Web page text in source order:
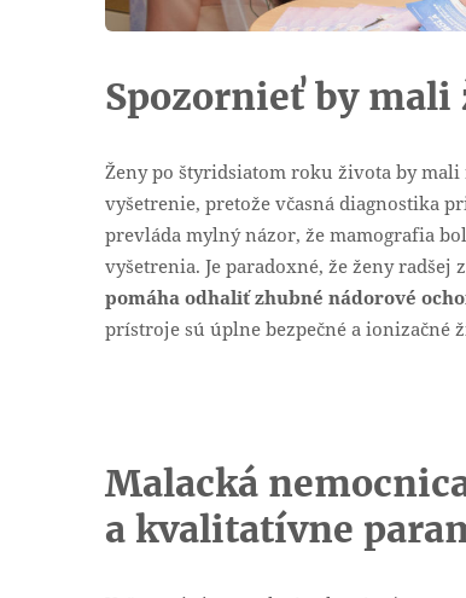
Spozornieť by
Ženy po štyridsiatom roku života by
vyšetrenie, pretože včasná diagnostika
prevláda mylný názor, že mamografia
vyšetrenia. Je paradoxné, že ženy radšej
pomáha odhaliť zhubné nádorové
prístroje sú úplne bezpečné a ionizačné
Malacká
a kvalitatívne